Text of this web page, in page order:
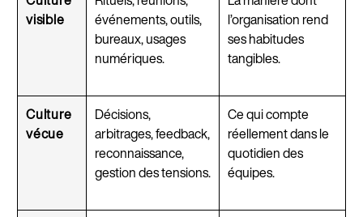
visible
événements, outils,
bureaux, usages
numériques.
l’organisation rend
ses habitudes
tangibles.
Culture
vécue
Décisions,
arbitrages, feedback,
reconnaissance,
gestion des tensions.
Ce qui compte
réellement dans le
quotidien des
équipes.